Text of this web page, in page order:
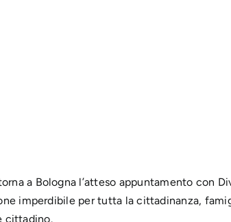
a Bologna l’atteso appuntamento con
imperdibile per tutta la cittadinanza,
cittadino.